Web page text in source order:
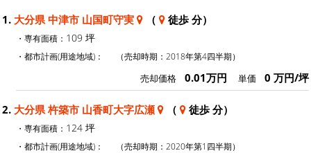
1. 大分県 中津市 山国町守実 （ 徒歩 分）
・専有面積： 109 坪
・都市計画(用途地域)： （売却時期：2018年第4四半期）
売却価格 0.01万円 単価 0 万円/坪
2. 大分県 杵築市 山香町大字広瀬 （ 徒歩 分）
・専有面積： 124 坪
・都市計画(用途地域)： （売却時期：2020年第1四半期）